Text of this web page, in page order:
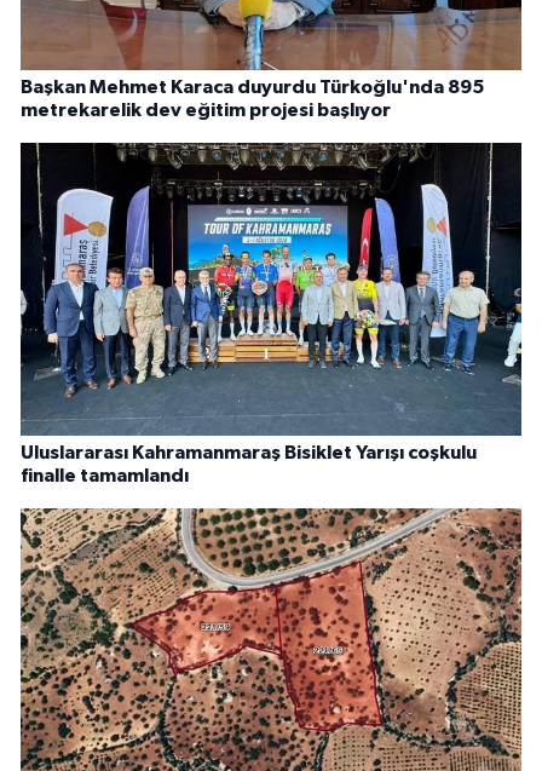
Başkan Mehmet Karaca duyurdu Türkoğlu'nda 895
metrekarelik dev eğitim projesi başlıyor
Uluslararası Kahramanmaraş Bisiklet Yarışı coşkulu
finalle tamamlandı